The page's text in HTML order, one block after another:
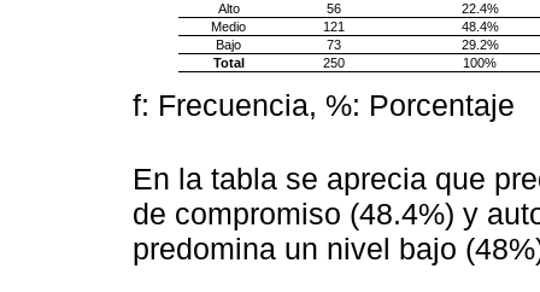
Alto
56
22.4%
Medio
121
48.4%
Bajo
73
29.2%
Total
250 100%
f: Frecuencia, %: Porcentaje
En la tabla se aprecia que
de compromiso (48.4%) y
predomina un nivel bajo